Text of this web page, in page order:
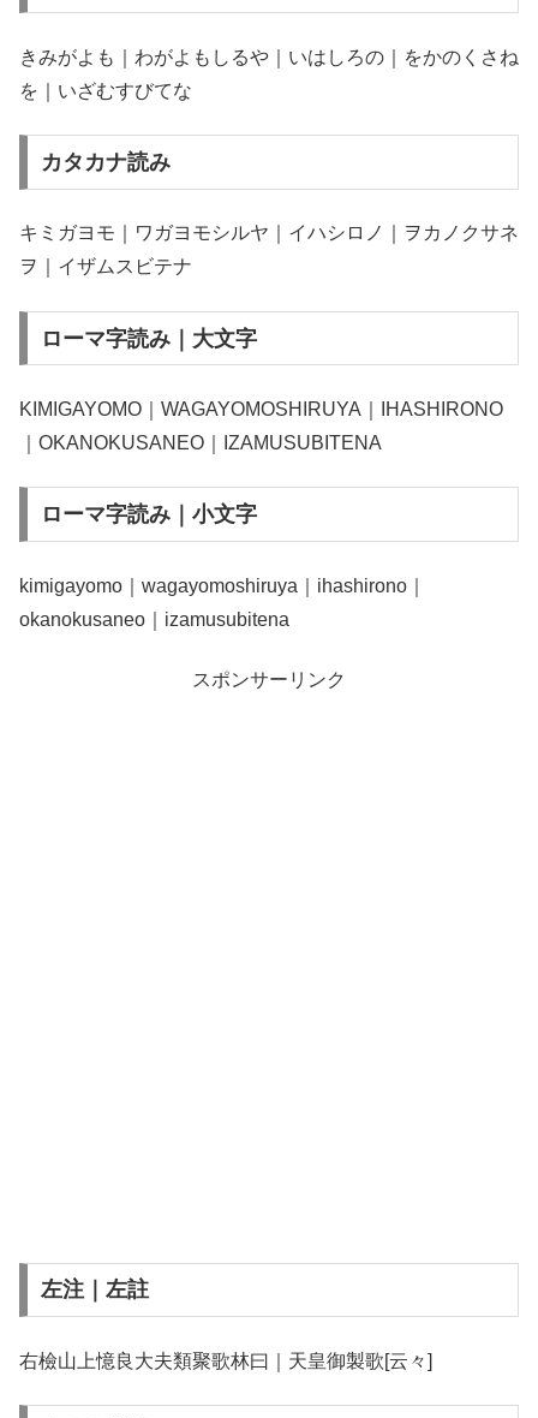
きみがよも｜わがよもしるや｜いはしろの｜をかのくさね
を｜いざむすびてな
カタカナ読み
キミガヨモ｜ワガヨモシルヤ｜イハシロノ｜ヲカノクサネ
ヲ｜イザムスビテナ
ローマ字読み｜大文字
KIMIGAYOMO｜WAGAYOMOSHIRUYA｜IHASHIRONO
｜OKANOKUSANEO｜IZAMUSUBITENA
ローマ字読み｜小文字
kimigayomo｜wagayomoshiruya｜ihashirono｜
okanokusaneo｜izamusubitena
スポンサーリンク
左注｜左註
右檢山上憶良大夫類聚歌林曰｜天皇御製歌[云々]